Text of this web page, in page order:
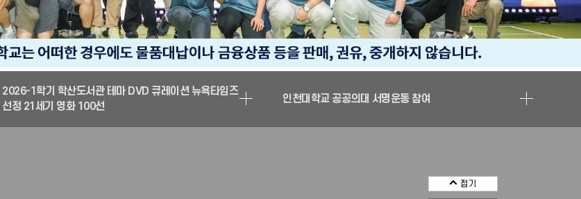
안전한 해외 활동 가이드 24시간 대출/반납가능 학산 스마트 도서관
2026-1학기 학산도서관 테마 DVD 큐레이션 뉴욕타임즈
인천대학교 공공의대 서명운동 참여
안전한 해외 활동 가이드 24시간 대출/반납가능 학산 스마트 도서관
접기